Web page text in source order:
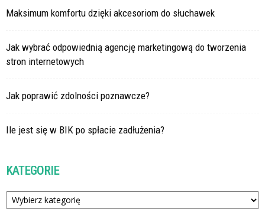
Maksimum komfortu dzięki akcesoriom do słuchawek
Jak wybrać odpowiednią agencję marketingową do tworzenia
stron internetowych
Jak poprawić zdolności poznawcze?
Ile jest się w BIK po spłacie zadłużenia?
KATEGORIE
Kategorie